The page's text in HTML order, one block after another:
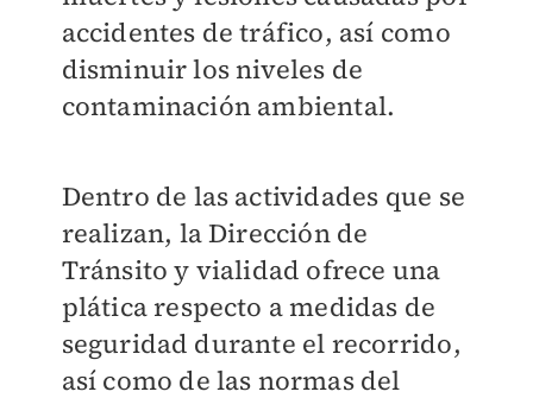
accidentes de tráfico, así como
disminuir los niveles de
contaminación ambiental.
Dentro de las actividades que se
realizan, la Dirección de
Tránsito y vialidad ofrece una
plática respecto a medidas de
seguridad durante el recorrido,
así como de las normas del